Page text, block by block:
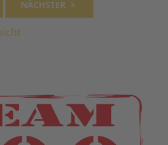
NÄCHSTER